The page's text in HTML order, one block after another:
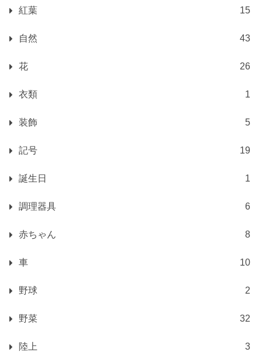
紅葉 15
自然 43
花 26
衣類 1
装飾 5
記号 19
誕生日 1
調理器具 6
赤ちゃん 8
車 10
野球 2
野菜 32
陸上 3